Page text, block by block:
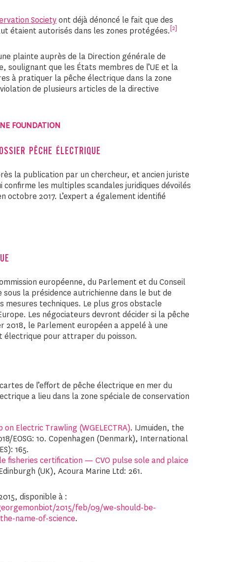
Societyont déjà dénoncé le fait que des
étaient autorisés dans les zones protégées. [2]
plainte auprès de la Direction générale de
soulignant que les États membres de l’UE et la
à pratiquer la pêche électrique dans la zone
de plusieurs articles de la directive
FOUNDATION
PÊCHE ÉLECTRIQUE
la publication par un chercheur, et ancien juriste
confirme les multiples scandales juridiques dévoilés
octobre 2017. L’expert a également identifié
européenne, du Parlement et du Conseil
la présidence autrichienne dans le but de
mesures techniques. Le plus gros obstacle
Les négociateurs devront décider si la pêche
le Parlement européen a appelé à une
électrique pour attraper du poisson.
de l’effort de pêche électrique en mer du
a lieu dans la zone spéciale de conservation
Electric Trawling (WGELECTRA). IJmuiden, the
EOSG: 10. Copenhagen (Denmark), International
165.
fisheries certification — CVO pulse sole and plaice
(UK), Acoura Marine Ltd: 261.
disponible à :
2015/feb/09/we-should-be-
name-of-science.